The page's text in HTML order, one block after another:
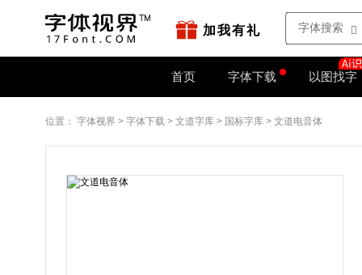
加我有礼
首页 字体下载 以图找字
位置： 字体视界 > 字体下载 > 文道字库 > 国标字库 > 文道电音体